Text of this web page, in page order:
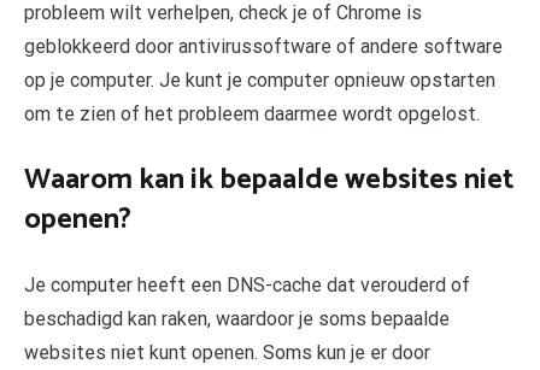
probleem wilt verhelpen, check je of Chrome is
geblokkeerd door antivirussoftware of andere software
op je computer. Je kunt je computer opnieuw opstarten
om te zien of het probleem daarmee wordt opgelost.
Waarom kan ik bepaalde websites niet
openen?
Je computer heeft een DNS-cache dat verouderd of
beschadigd kan raken, waardoor je soms bepaalde
websites niet kunt openen. Soms kun je er door